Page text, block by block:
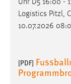
Uhr D5 16:00 -
Logistics Pitzl,
10.07.2026
[PDF]
Jahre,
Name:
fe_user,